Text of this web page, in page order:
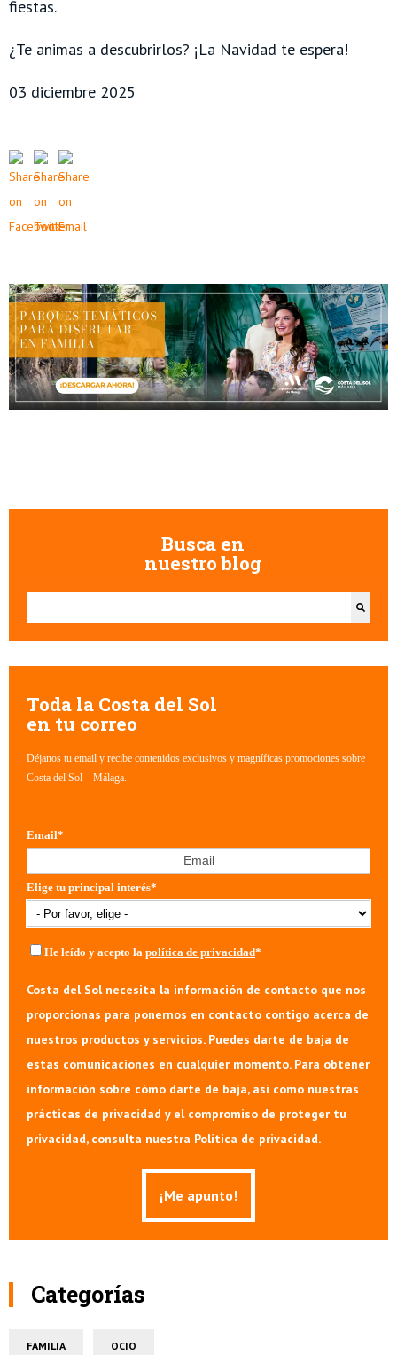
fiestas.
¿Te animas a descubrirlos? ¡La Navidad te espera!
03 diciembre 2025
Busca en
nuestro blog
Esto es un campo de búsqueda con una función de texto predictivo.
Toda la Costa del Sol
en tu correo
Déjanos tu email y recibe contenidos exclusivos y magníficas promociones sobre
Costa del Sol – Málaga.
Email*
Elige tu principal interés*
He leído y acepto la política de privacidad*
Costa del Sol necesita la información de contacto que nos
proporcionas para ponernos en contacto contigo acerca de
nuestros productos y servicios. Puedes darte de baja de
estas comunicaciones en cualquier momento. Para obtener
información sobre cómo darte de baja, así como nuestras
prácticas de privacidad y el compromiso de proteger tu
privacidad, consulta nuestra Política de privacidad.
Categorías
FAMILIA OCIO